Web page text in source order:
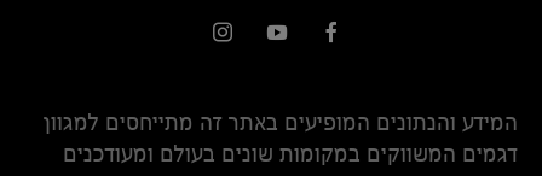
המידע והנתונים המופיעים באתר זה מתייחסים למגוון
דגמים המשווקים במקומות שונים בעולם ומעודכנים